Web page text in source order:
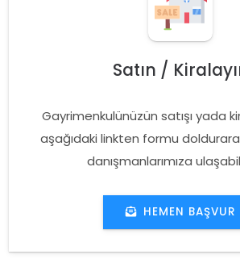
Satın /
Gayrimenkulünüzün satışı yada
aşağıdaki linkten formu
danışmanlarımıza
HEMEN BAŞVUR